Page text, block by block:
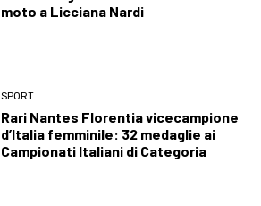
moto a Licciana Nardi
SPORT
Rari Nantes Florentia vicecampione
d’Italia femminile: 32 medaglie ai
Campionati Italiani di Categoria